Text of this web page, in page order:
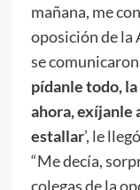
mañana, me
oposición de la
se comunicaron
pídanle todo,
ahora, exíjanle
estallar’, le
“Me decía,
colegas de la